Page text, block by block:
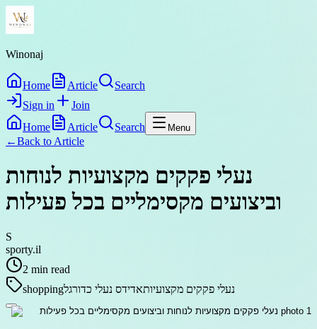
Winonaj
Home Article
Search
Sign in
Join
Home
Article Search Menu
←Back to Article
נעלי פקקים מקצועיות לנוחות
וביצועים מקסימליים בכל פעילות
S
sporty.il
2 min read
shopping
נעלי פקקים מקצועיותאדידס נעלי כדורגל